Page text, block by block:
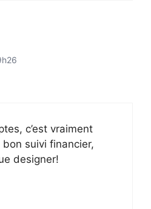
c’est vraiment
suivi financier,
designer!